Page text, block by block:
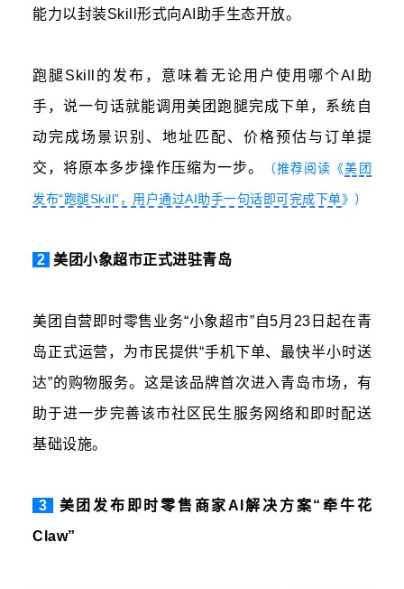
能力以封装Skill形式向AI助手生态开放。
跑腿Skill的发布，意味着无论用户使用哪个AI助
手，说一句话就能调用美团跑腿完成下单，系统自
动完成场景识别、地址匹配、价格预估与订单提
交，将原本多步操作压缩为一步。
（推荐阅读《美团
发布“跑腿Skill”，用户通过AI助手一句话即可完成下单》）
2 美团小象超市正式进驻青岛
美团自营即时零售业务“小象超市”自5月23日起在青
岛正式运营，为市民提供“手机下单、最快半小时送
达”的购物服务。这是该品牌首次进入青岛市场，有
助于进一步完善该市社区民生服务网络和即时配送
基础设施。
3
美团发布即时零售商家AI解决方案“牵牛花
Claw”